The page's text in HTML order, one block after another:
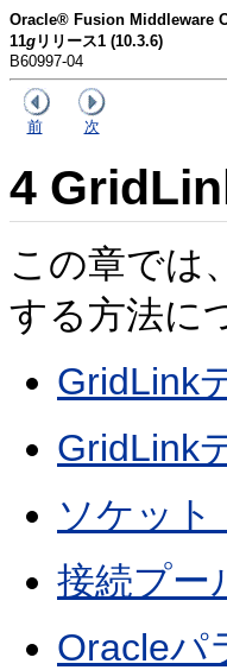
Oracle® Fusion Middleware
11g リリース1 (10.3.6)
B60997-04
前 次
4
この章では
する方法に
GridLink
GridLink
ソケッ
接続プー
Oracleパ